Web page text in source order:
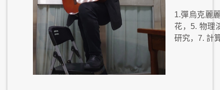
1.彈烏克麗
花，5. 物理
研究，7. 計